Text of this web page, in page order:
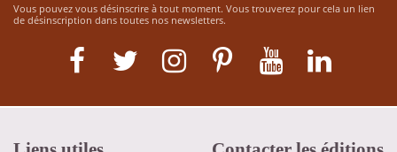
Vous pouvez vous désinscrire à tout moment. Vous trouverez pour cela un lien
de désinscription dans toutes nos newsletters.